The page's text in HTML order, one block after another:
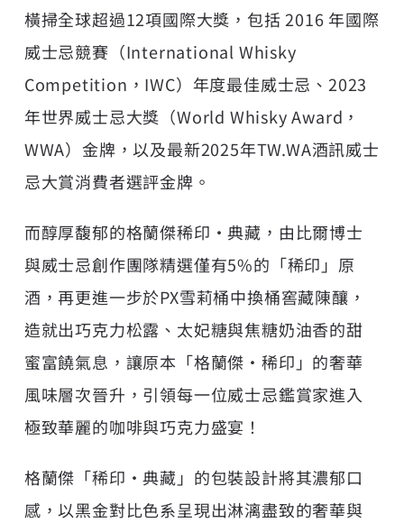
橫掃全球超過12項國際大獎，包括 2016 年國際
威士忌競賽（International Whisky
Competition，IWC）年度最佳威士忌、2023
年世界威士忌大獎（World Whisky Award，
WWA）金牌，以及最新2025年TW.WA酒訊威士
忌大賞消費者選評金牌。
而醇厚馥郁的格蘭傑稀印‧典藏，由比爾博士
與威士忌創作團隊精選僅有5%的「稀印」原
酒，再更進一步於PX雪莉桶中換桶窖藏陳釀，
造就出巧克力松露、太妃糖與焦糖奶油香的甜
蜜富饒氣息，讓原本「格蘭傑・稀印」的奢華
風味層次晉升，引領每一位威士忌鑑賞家進入
極致華麗的咖啡與巧克力盛宴！
格蘭傑「稀印‧典藏」的包裝設計將其濃郁口
感，以黑金對比色系呈現出淋漓盡致的奢華與